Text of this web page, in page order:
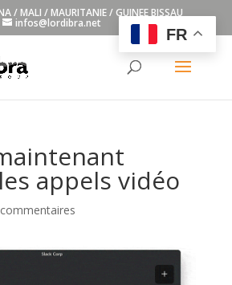
/ MALI / MAURITANIE / GUINEE BISSAU
infos@lordibra.net
appels vidéo
FR